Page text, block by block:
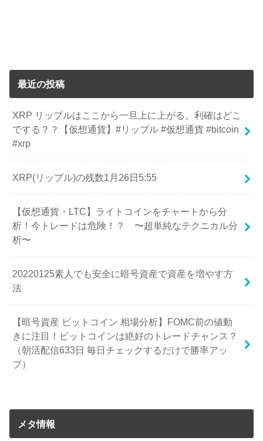
最近の投稿
XRP リップルはここから一旦上に上がる。利確はどこ
でする？？【仮想通貨】#リップル #仮想通貨 #bitcoin
#xrp
XRP(リップル)の残数1月26日5:55
【仮想通貨・LTC】ライトコインをチャートから分
析！今トレードは危険！？ 〜超単純なテクニカル分
析〜
20220125素人でも安全に暗号資産で資産を増やす方
法
【暗号資産 ビットコイン 相場分析】FOMC前の値動
きに注目！ビットコインは絶好のトレードチャンス？
（朝活配信633日 毎日チェックするだけで勝率アッ
プ）
メタ情報